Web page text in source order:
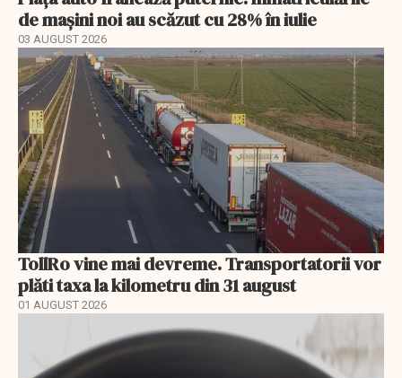
de mașini noi au scăzut cu 28% în iulie
03 AUGUST 2026
TollRo vine mai devreme. Transportatorii vor
plăti taxa la kilometru din 31 august
01 AUGUST 2026